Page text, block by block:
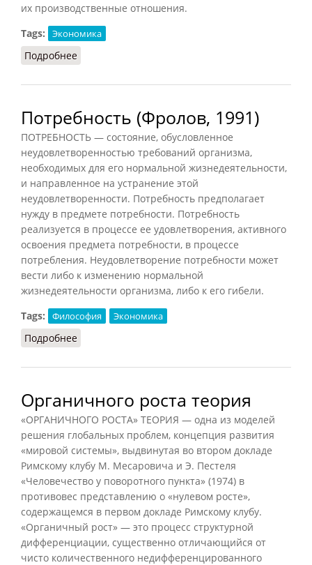
их производственные отношения.
Tags:
Экономика
Подробнее
Потребность (Фролов, 1991)
ПОТРЕБНОСТЬ — состояние, обусловленное
неудовлетворенностью требований организма,
необходимых для его нормальной жизнедеятельности,
и направленное на устранение этой
неудовлетворенности. Потребность предполагает
нужду в предмете потребности. Потребность
реализуется в процессе ее удовлетворения, активного
освоения предмета потребности, в процессе
потребления. Неудовлетворение потребности может
вести либо к изменению нормальной
жизнедеятельности организма, либо к его гибели.
Tags:
Философия Экономика
Подробнее
Органичного роста теория
«ОРГАНИЧНОГО РОСТА» ТЕОРИЯ — одна из моделей
решения глобальных проблем, концепция развития
«мировой системы», выдвинутая во втором докладе
Римскому клубу М. Месаровича и Э. Пестеля
«Человечество у поворотного пункта» (1974) в
противовес представлению о «нулевом росте»,
содержащемся в первом докладе Римскому клубу.
«Органичный рост» — это процесс структурной
дифференциации, существенно отличающийся от
чисто количественного недифференцированного